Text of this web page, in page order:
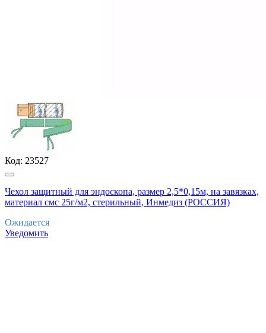
Код: 23527
Чехол защитный для эндоскопа, размер 2,5*0,15м, на завязках,
материал смс 25г/м2, стерильный, Инмедиз (РОССИЯ)
Ожидается
Уведомить